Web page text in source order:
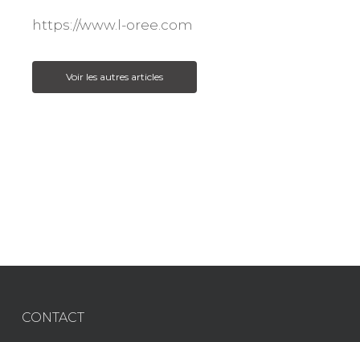
https://www.l-oree.com
Voir les autres articles
CONTACT